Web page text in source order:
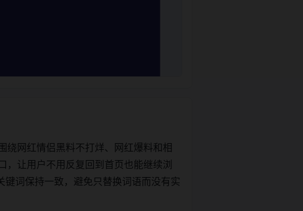
绕网红情侣黑料不打烊、网红爆料和相
，让用户不用反复回到首页也能继续浏
词保持一致，避免只替换词语而没有实